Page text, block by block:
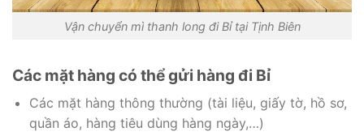
Vận chuyển mì thanh long đi Bỉ tại Tịnh Biên
Các mặt hàng có thể gửi hàng đi Bỉ
Các mặt hàng thông thường (tài liệu, giấy tờ, hồ sơ,
quần áo, hàng tiêu dùng hàng ngày,…)